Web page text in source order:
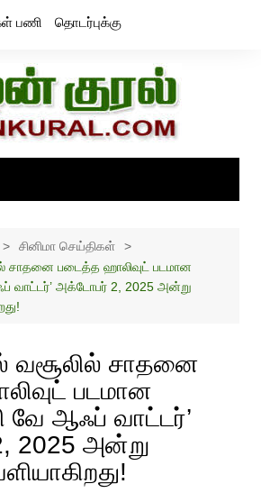
பணி தொடர்புக்கு
சினிமா செய்திகள்
சாதனை படைத்த ஹாலிவுட் படமான
வாட்டர்’ அக்டோபர் 2, 2025 அன்று
வசூலில் சாதனை
படமான
வே ஆஃப் வாட்டர்’
2025 அன்று